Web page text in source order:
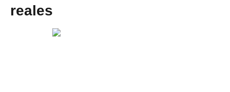
reales